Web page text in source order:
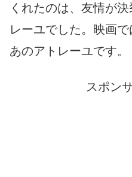
くれたのは、友情が
レーユでした。映画
あのアトレーユです。
スポン